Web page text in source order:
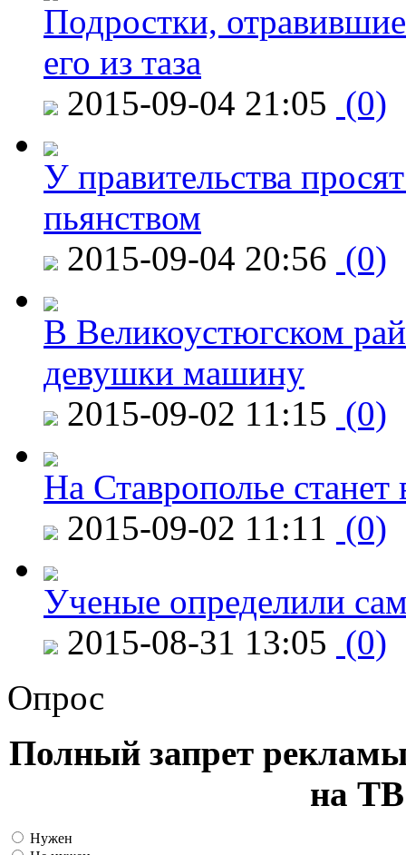
Подростки,
его из таза
2015-09-04 21:05 (0)
У правительства
пьянством
2015-09-04 20:56 (0)
В Великоустюгском
девушки машину
2015-09-02 11:15 (0)
На Ставрополье
2015-09-02 11:11 (0)
Ученые определили
2015-08-31 13:05 (0)
Опрос
Полный запрет
на ТВ
Нужен